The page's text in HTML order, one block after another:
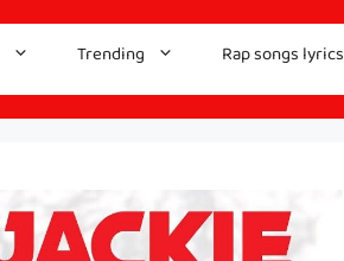
Trending Rap songs lyrics